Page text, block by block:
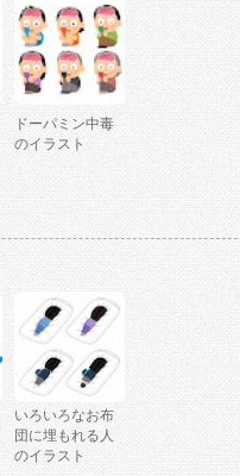
ドーパミン中毒
のイラスト
いろいろなお布
団に埋もれる人
のイラスト